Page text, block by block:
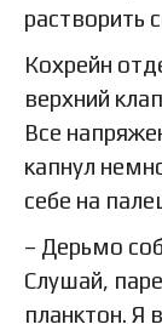
растворить
Кохрейн
верхний
Все
капнул
себе на
– Дерьмо
Слушай,
планктон. Я